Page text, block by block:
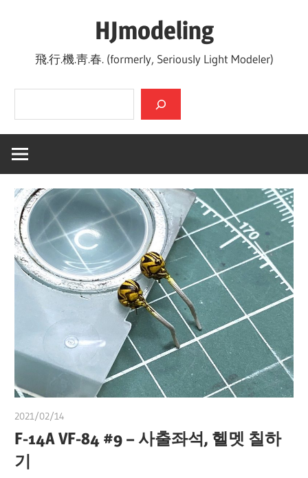
HJmodeling
飛.行.機.靑.春. (formerly, Seriously Light Modeler)
검색
2021/02/14
F-14A VF-84 #9 – 사출좌석, 헬멧 칠하
기